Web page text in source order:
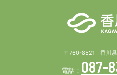
〒760-8521 香川県
電話： 087-